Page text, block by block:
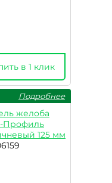
в 1 клик
Подробнее
желоба
Профиль
125 мм